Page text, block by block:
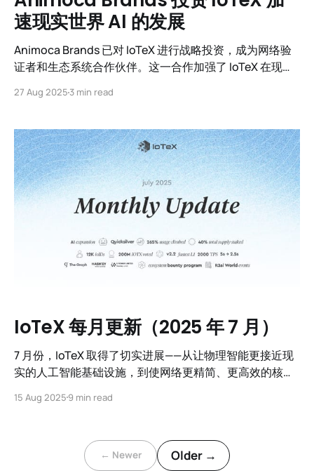
速现实世界 AI 的发展
Animoca Brands 已对 IoTeX 进行战略投资，成为网络验
证者和生态系统合作伙伴。这一合作加强了 IoTeX 在现实
构建了去中心化基础设施，并在亚洲及全球范围内扩展。
27 Aug 20253 min read
IoTeX 每月更新（2025 年 7 月）
7 月份，IoTeX 取得了切实进展——从让物理智能更接近现
实的人工智能基础设施，到使网络更精简、更高效的核心
盖范围的战略合作伙伴关系。
15 Aug 2025 9 min read
← Newer Older →